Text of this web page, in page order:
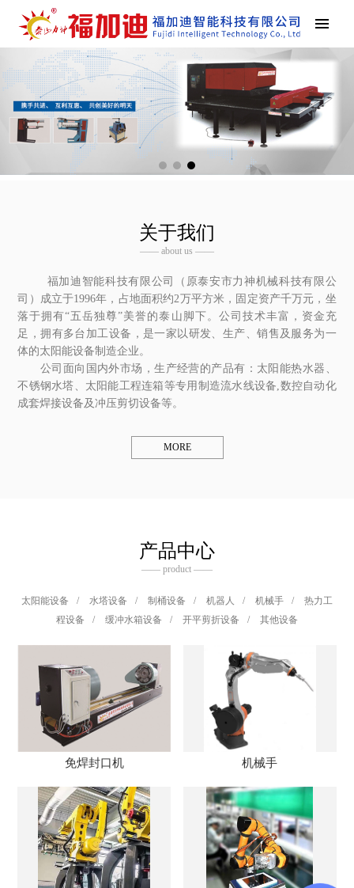
关于我们
—— about us ——
福加迪智能科技有限公司（原泰安市力神机械科技有限公
司）成立于1996年，占地面积约2万平方米，固定资产千万元，坐
落于拥有“五岳独尊”美誉的泰山脚下。公司技术丰富，资金充
足，拥有多台加工设备，是一家以研发、生产、销售及服务为一
体的太阳能设备制造企业。
公司面向国内外市场，生产经营的产品有：太阳能热水器、
不锈钢水塔、太阳能工程连箱等专用制造流水线设备,数控自动化
成套焊接设备及冲压剪切设备等。
MORE
产品中心
—— product ——
太阳能设备 / 水塔设备 / 制桶设备 / 机器人 / 机械手 /
热力工
程设备
/ 缓冲水箱设备 / 开平剪折设备 / 其他设备
免焊封口机 机械手